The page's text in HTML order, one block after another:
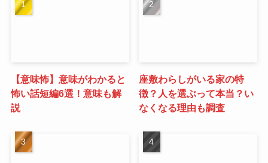
【意味怖】意味がわかると
怖い話短編6選！意味も解
説
座敷わらしがいる家の特
徴？人を選ぶって本当？い
なくなる理由も調査